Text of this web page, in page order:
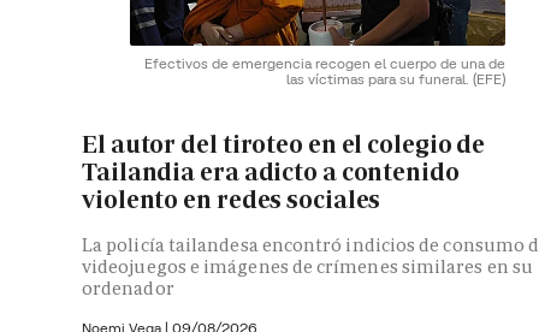
Efectivos de emergencia recogen el cuerpo de una de
las víctimas para su funeral. (EFE)
El autor del tiroteo en el colegio de
Tailandia era adicto a contenido
violento en redes sociales
La policía tailandesa encontró indicios de consumo
videojuegos e imágenes de crímenes similares en su
ordenador
Noemi Vega | 09/08/2026